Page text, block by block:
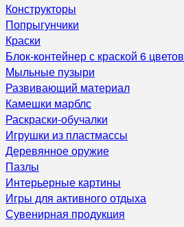
Конструкторы
Попрыгунчики
Краски
Блок-контейнер с краской 6 цветов
Мыльные пузыри
Развивающий материал
Камешки марблс
Раскраски-обучалки
Игрушки из пластмассы
Деревянное оружие
Пазлы
Интерьерные картины
Игры для активного отдыха
Сувенирная продукция